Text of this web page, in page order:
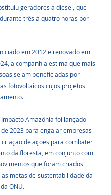
geradores a diesel, que
três a quatro horas por
em 2012 e renovado em
a companhia estima que mais
sejam beneficiadas por
fotovoltaicos cujos projetos
Amazônia foi lançado
2023 para engajar empresas
de ações para combater
da floresta, em conjunto com
que foram criados
metas de sustentabilidade da
ONU.